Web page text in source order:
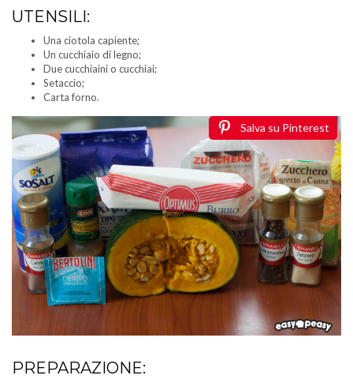
UTENSILI:
Una ciotola capiente;
Un cucchiaio di legno;
Due cucchiaini o cucchiai;
Setaccio;
Carta forno.
Salva su Pinterest
PREPARAZIONE: